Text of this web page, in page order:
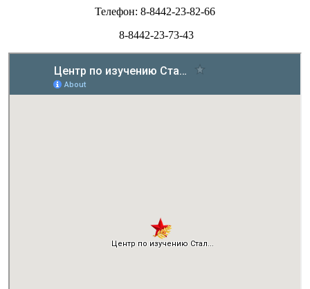
Телефон: 8-8442-23-82-66
8-8442-23-73-43